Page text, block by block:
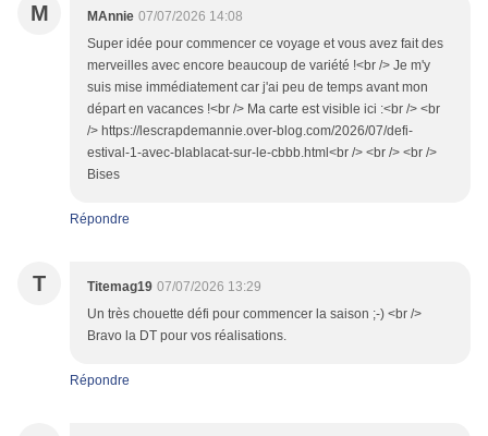
M MAnnie 07/07/2026 14:08
Super idée pour commencer ce voyage et vous avez fait des
merveilles avec encore beaucoup de variété !<br /> Je m'y
suis mise immédiatement car j'ai peu de temps avant mon
départ en vacances !<br /> Ma carte est visible ici :<br /> <br
/> https://lescrapdemannie.over-blog.com/2026/07/defi-
estival-1-avec-blablacat-sur-le-cbbb.html<br /> <br /> <br />
Bises
Répondre
T Titemag19 07/07/2026 13:29
Un très chouette défi pour commencer la saison ;-) <br />
Bravo la DT pour vos réalisations.
Répondre